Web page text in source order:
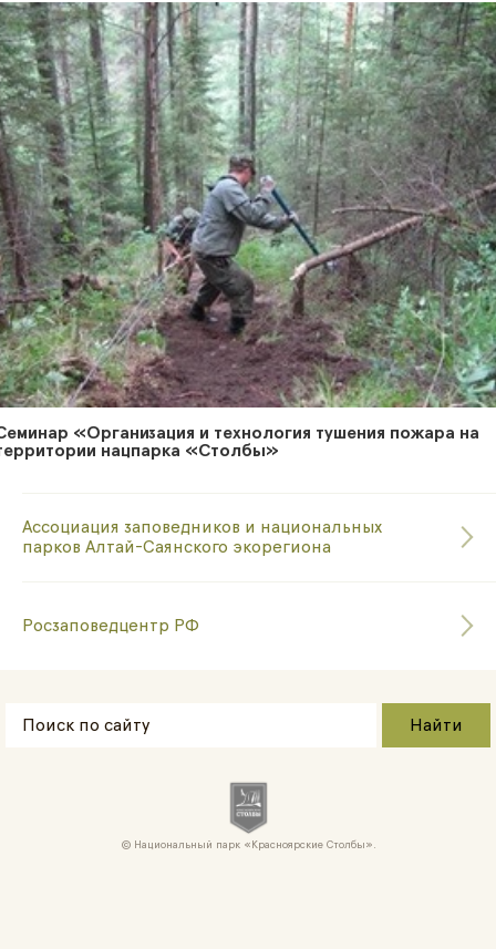
«Организация и технология тушения пожара на
нацпарка «Столбы»
Ассоциация заповедников и национальных
парков Алтай-Саянского экорегиона
Росзаповедцентр РФ
Национальный парк «Красноярские Cтолбы».